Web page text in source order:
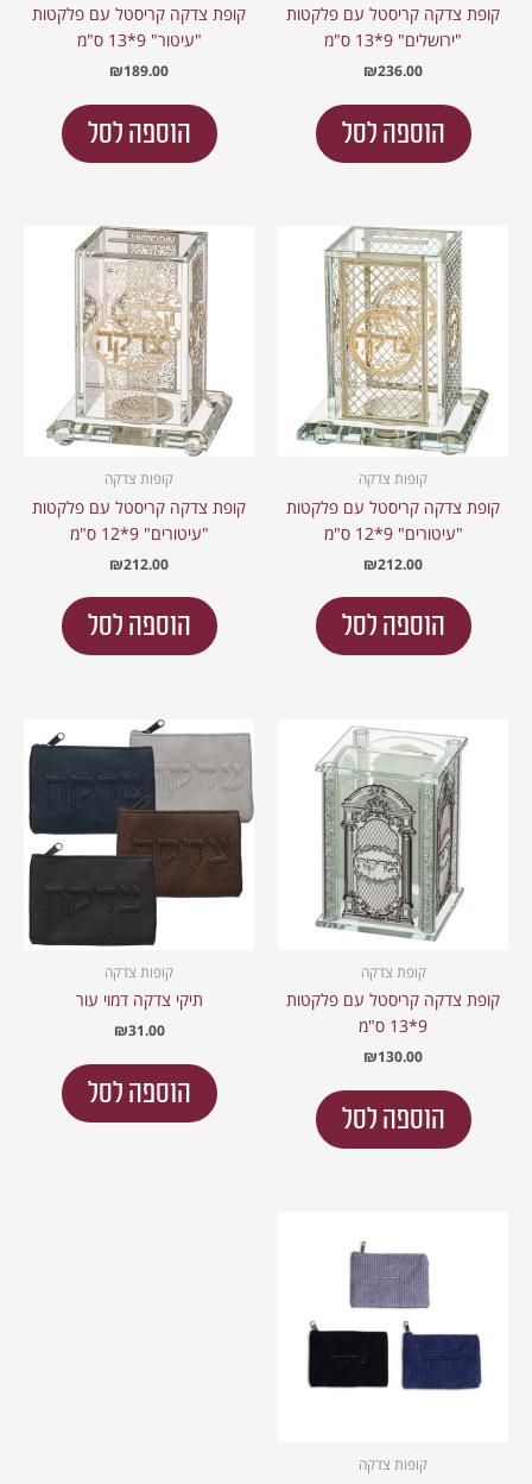
קופת צדקה קריסטל עם פלקטות
"ירושלים" 9*13 ס"מ
₪236.00
הוספה לסל
קופת צדקה קריסטל עם פלקטות
"עיטור" 9*13 ס"מ
₪189.00
הוספה לסל
קופות צדקה
קופת צדקה קריסטל עם פלקטות
"עיטורים" 9*12 ס"מ
₪212.00
הוספה לסל
קופות צדקה
קופת צדקה קריסטל עם פלקטות
"עיטורים" 9*12 ס"מ
₪212.00
הוספה לסל
קופת צדקה
קופת צדקה קריסטל עם פלקטות
9*13 ס"מ
₪130.00
הוספה לסל
קופות צדקה
תיקי צדקה דמוי עור
₪31.00
הוספה לסל
קופות צדקה